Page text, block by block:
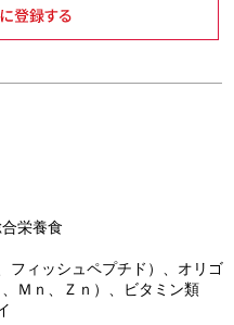
栄養食
フィッシュペプチド）、オリゴ
Ｍｎ、Ｚｎ）、ビタミン類